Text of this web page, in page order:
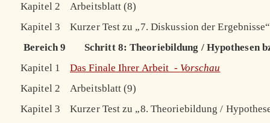
Kapitel 2
Arbeitsblatt (8)
Kapitel 3
Kurzer Test zu „7. Diskussion der Ergebnisse“
Bereich 9
Schritt 8: Theoriebildung / Hypothesen
Kapitel 1
Das Finale Ihrer Arbeit - Vorschau
Kapitel 2
Arbeitsblatt (9)
Kapitel 3
Kurzer Test zu „8. Theoriebildung /